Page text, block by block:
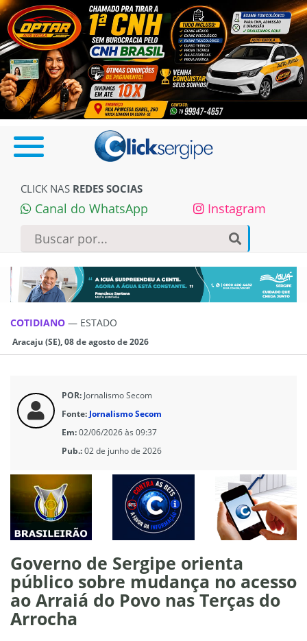
CLICK NAS REDES SOCIAS
Canal do WhatsApp Instagram
COTIDIANO — ESTADO
Aracaju (SE), 08 de agosto de 2026
POR: Jornalismo Secom
Fonte: Jornalismo Secom
Em:02/06/2026 às 09:37
Pub.:02 de junho de 2026
Governo de Sergipe orienta
público sobre mudança no acesso
ao Arraiá do Povo nas Terças do
Arrocha